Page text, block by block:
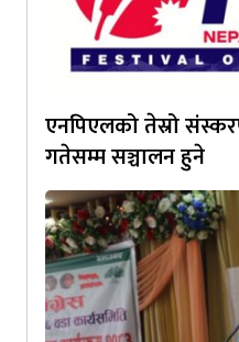
एनपिएलको तेस्रो
गतेसम्म सञ्चालन हुने